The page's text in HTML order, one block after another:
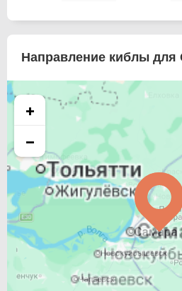
Направление киблы для
+
−